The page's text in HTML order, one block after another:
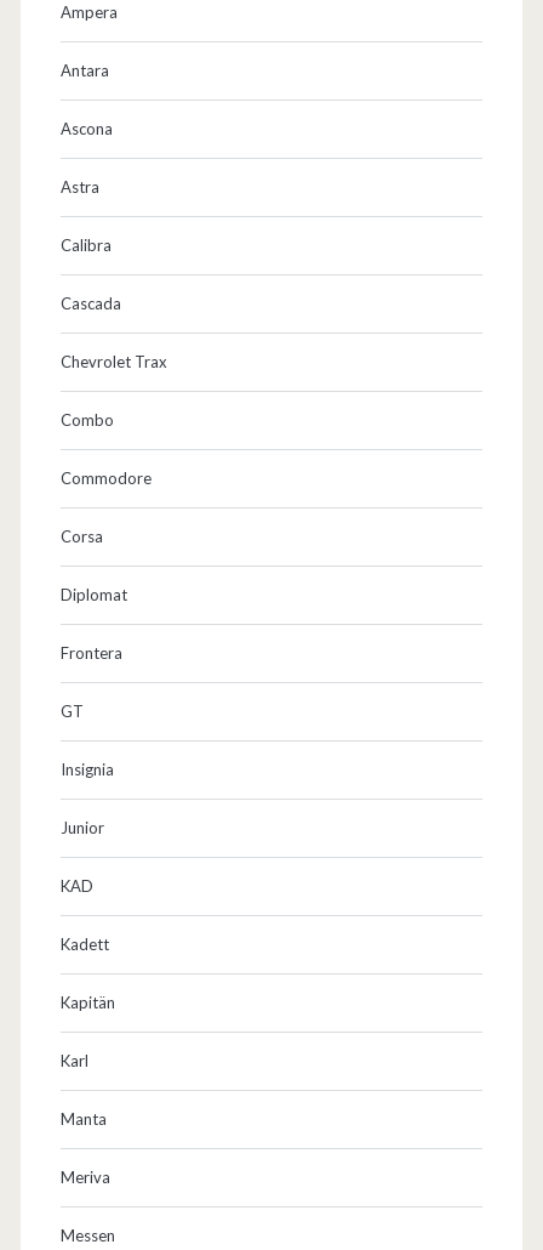
s
l
p
ä
c
c
l
Ampera
Antara
Ascona
Astra
Calibra
Cascada
Chevrolet Trax
Combo
Commodore
Corsa
Diplomat
Frontera
GT
Insignia
Junior
KAD
Kadett
Kapitän
Karl
Manta
Meriva
Messen